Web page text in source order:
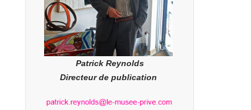
Patrick Reynolds
Directeur de publication